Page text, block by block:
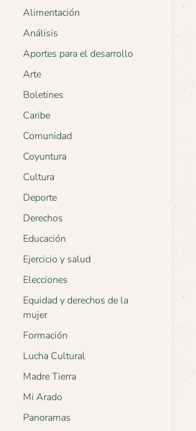
Alimentación
Análisis
Aportes para el desarrollo
Arte
Boletines
Caribe
Comunidad
Coyuntura
Cultura
Deporte
Derechos
Educación
Ejercicio y salud
Elecciones
Equidad y derechos de la
mujer
Formación
Lucha Cultural
Madre Tierra
Mi Arado
Panoramas